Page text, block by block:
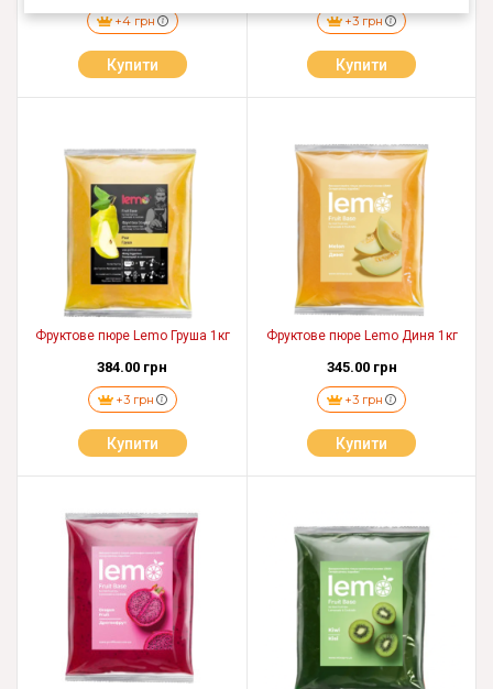
+4 грн
Купити
+3 грн
Купити
Фруктове пюре Lemo Груша 1кг
384.00 грн
+3 грн
Купити
Фруктове пюре Lemo Диня 1кг
345.00 грн
+3 грн
Купити